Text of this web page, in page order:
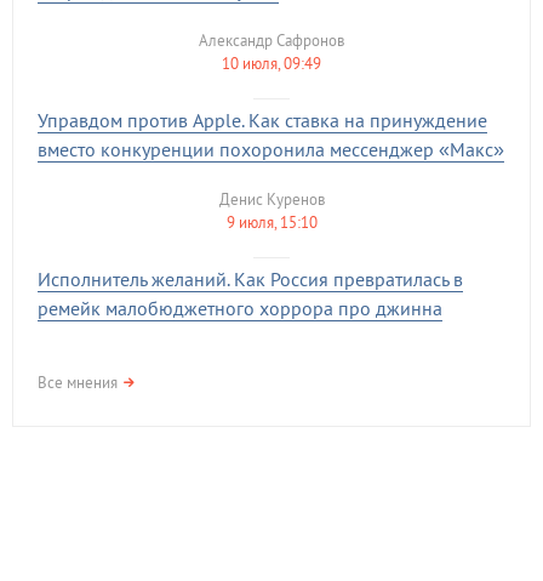
10 июля, 09:49
Александр Сафронов
Управдом против Apple. Как ставка на принуждение
вместо конкуренции похоронила мессенджер «Макс»
9 июля, 15:10
Денис Куренов
Исполнитель желаний. Как Россия превратилась в
ремейк малобюджетного хоррора про джинна
Все мнения